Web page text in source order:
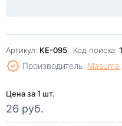
Артикул: KE-095 Код поиска:
Производитель: Masuma
Цена за 1 шт.
26 руб.